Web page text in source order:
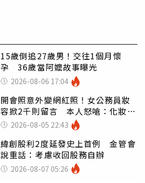
15歲倒追27歲男！交往1個月懷
孕 36歲當阿嬤故事曝光
2026-08-06 17:04
開會照意外變網紅照！女公務員妝
容掀2千則留言 本人怒嗆：化妝有
錯嗎2026-08-05 22:43
緯創股利2度延發史上首例 金管會
說重話：考慮收回股務自辦
2026-08-07 05:26